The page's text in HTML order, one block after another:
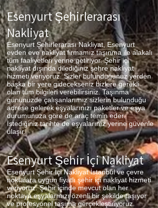
Esenyurt Şehirlerarası
Nakliyat
Esenyurt Şehirlerarası Nakliyat, Esenyurt
evden eve nakliyat firmamız taşınma ile alakalı
tüm faaliyetleri yerine getiriyor. Şehir içi
nakliyat dışında dilediğiniz şehre nakliyat
hizmeti veriyoruz. Sizler bulunduğunuz yerden
başka bir yere gidecekseniz bizlere gerekli
olan tüm bilgileri verebilirsiniz. Taşınma
gününüzde çalışanlarımız sizlerin bulunduğu
adrese gelerek eşyalarınızı paketler ve eşya
durumunuza göre de araç temin eder.
İstediğiniz tarihte de eşyalarınız yerine güvenle
ulaşır.
Esenyurt Şehir İçi Nakliyat
Esenyurt Şehir İçi Nakliyat İstanbul ve çevre
noktalara uygun fiyatlı şehir içi nakliyat hizmeti
veriyoruz. Şehir içinde mevcut olan her
noktaya eşyalarınızı özenli bir şekilde taşıyor
ve profesyonel taşıma gerçekleştiriyoruz.